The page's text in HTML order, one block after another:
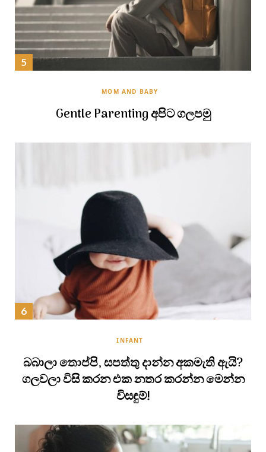
MOM AND BABY
Gentle Parenting අපිට ගලපමු
INFANT
බබාලා තොප්පි, සපත්තු දාන්න අකමැති ඇයි?
ගලවලා විසි කරන එක නතර කරන්න මෙන්න
විසඳුම්!